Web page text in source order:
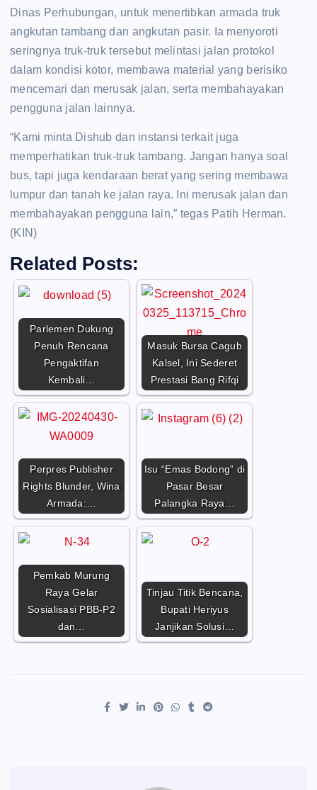
Dinas Perhubungan, untuk menertibkan armada truk
angkutan tambang dan angkutan pasir. Ia menyoroti
seringnya truk-truk tersebut melintasi jalan protokol
dalam kondisi kotor, membawa material yang berisiko
mencemari dan merusak jalan, serta membahayakan
pengguna jalan lainnya.
“Kami minta Dishub dan instansi terkait juga
memperhatikan truk-truk tambang. Jangan hanya soal
bus, tapi juga kendaraan berat yang sering membawa
lumpur dan tanah ke jalan raya. Ini merusak jalan dan
membahayakan pengguna lain,” tegas Patih Herman.
(KIN)
Related Posts:
Parlemen Dukung
Penuh Rencana
Pengaktifan
Kembali…
Masuk Bursa Cagub
Kalsel, Ini Sederet
Prestasi Bang Rifqi
Perpres Publisher
Rights Blunder, Wina
Armada:…
Isu “Emas Bodong” di
Pasar Besar
Palangka Raya…
Pemkab Murung
Raya Gelar
Sosialisasi PBB-P2
dan…
Tinjau Titik Bencana,
Bupati Heriyus
Janjikan Solusi…